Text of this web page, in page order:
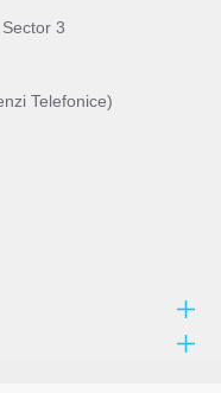
3
Telefonice)